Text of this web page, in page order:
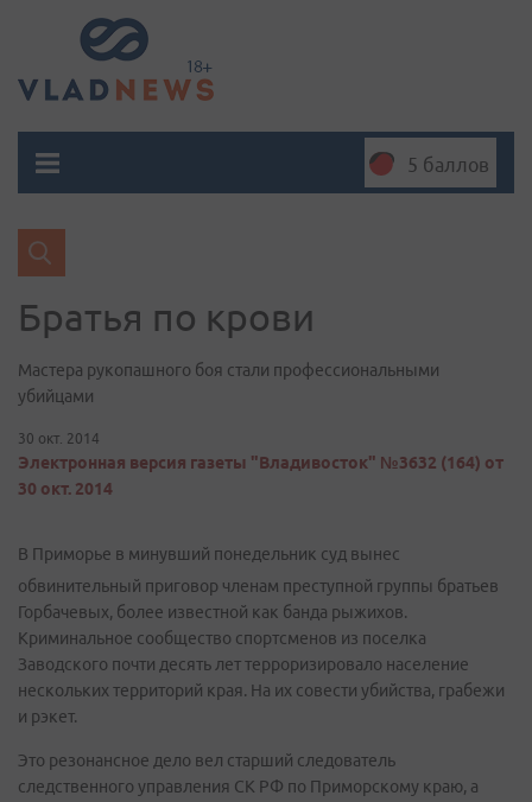
5 баллов
Братья по крови
Мастера рукопашного боя стали профессиональными
убийцами
30 окт. 2014
Электронная версия газеты "Владивосток" №3632 (164) от
30 окт. 2014
В Приморье в минувший понедельник суд вынес
обвинительный приговор членам преступной группы братьев
Горбачевых, более известной как банда рыжихов.
Криминальное сообщество спортсменов из поселка
Заводского почти десять лет терроризировало население
нескольких территорий края. На их совести убийства, грабежи
и рэкет.
Это резонансное дело вел старший следователь
следственного управления СК РФ по Приморскому краю, а